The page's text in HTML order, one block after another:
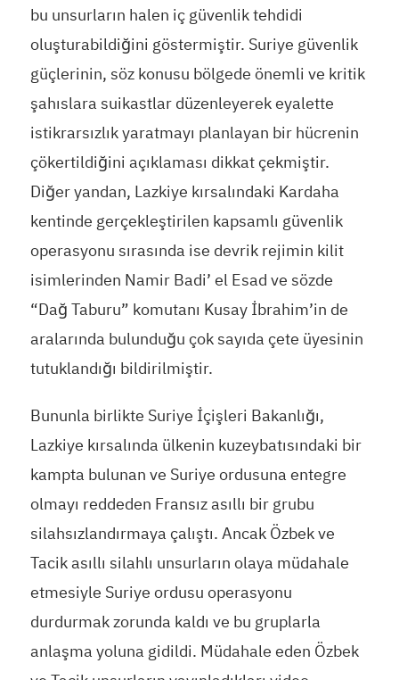
bu unsurların halen iç güvenlik tehdidi
oluşturabildiğini göstermiştir. Suriye güvenlik
güçlerinin, söz konusu bölgede önemli ve kritik
şahıslara suikastlar düzenleyerek eyalette
istikrarsızlık yaratmayı planlayan bir hücrenin
çökertildiğini açıklaması dikkat çekmiştir.
Diğer yandan, Lazkiye kırsalındaki Kardaha
kentinde gerçekleştirilen kapsamlı güvenlik
operasyonu sırasında ise devrik rejimin kilit
isimlerinden Namir Badi’ el Esad ve sözde
“Dağ Taburu” komutanı Kusay İbrahim’in de
aralarında bulunduğu çok sayıda çete üyesinin
tutuklandığı bildirilmiştir.
Bununla birlikte Suriye İçişleri Bakanlığı,
Lazkiye kırsalında ülkenin kuzeybatısındaki bir
kampta bulunan ve Suriye ordusuna entegre
olmayı reddeden Fransız asıllı bir grubu
silahsızlandırmaya çalıştı. Ancak Özbek ve
Tacik asıllı silahlı unsurların olaya müdahale
etmesiyle Suriye ordusu operasyonu
durdurmak zorunda kaldı ve bu gruplarla
anlaşma yoluna gidildi. Müdahale eden Özbek